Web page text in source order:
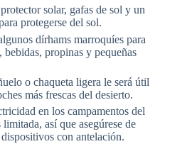
solar, gafas de sol y un
protegerse del sol.
dírhams marroquíes para
bebidas, propinas y pequeñas
o chaqueta ligera le será útil
más frescas del desierto.
en los campamentos del
limitada, así que asegúrese de
con antelación.